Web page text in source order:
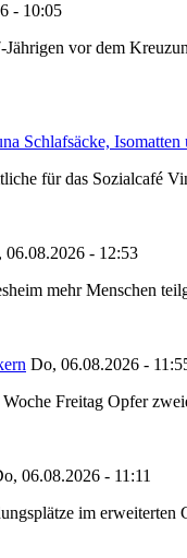
- 10:05
vor dem
Schlafsäcke, Isomatten
für das Sozialcafé
06.08.2026 - 12:53
mehr Menschen
Do, 06.08.2026 -
Freitag Opfer
06.08.2026 - 11:11
im